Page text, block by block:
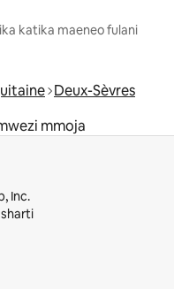
katika maeneo fulani
Deux-Sèvres
mmoja
Inc.